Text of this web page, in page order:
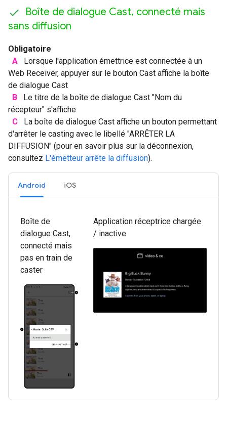
Boîte de dialogue Cast, connecté mais
sans diffusion
Obligatoire
A
Lorsque l'application émettrice est connectée à un
Web Receiver, appuyer sur le bouton Cast affiche la boîte
de dialogue Cast
B
Le titre de la boîte de dialogue Cast "Nom du
récepteur" s'affiche
C
La boîte de dialogue Cast affiche un bouton permettant
d'arrêter le casting avec le libellé "ARRÊTER LA
DIFFUSION" (pour en savoir plus sur la déconnexion,
consultez L'émetteur arrête la diffusion).
Android iOS
Boîte de
dialogue Cast,
connecté mais
pas en train de
caster
Application réceptrice chargée
/ inactive